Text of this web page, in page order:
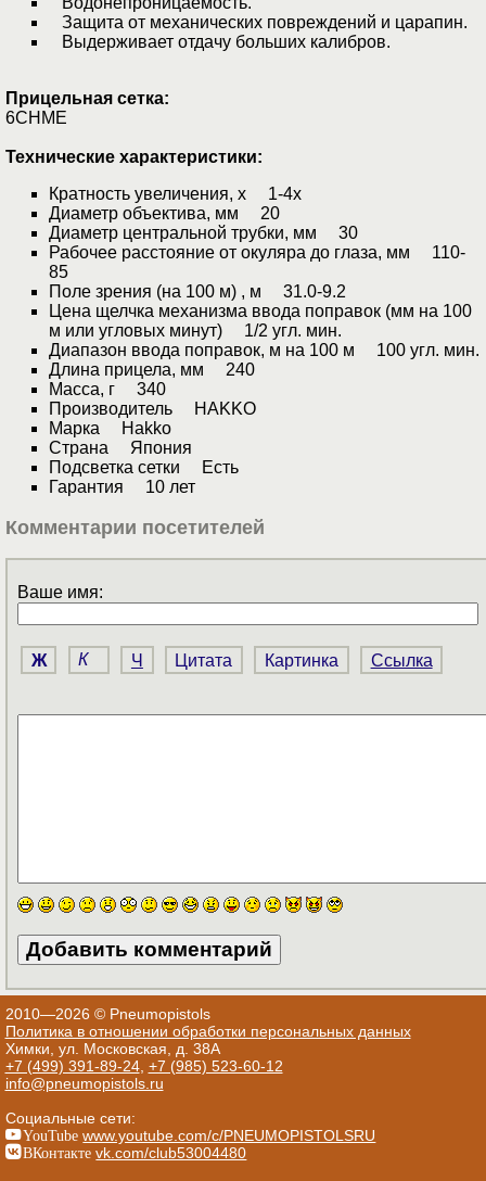
Защита от механических повреждений и царапин.
Выдерживает отдачу больших калибров.
Прицельная сетка:
6CHME
Технические характеристики:
Кратность увеличения, х 1-4x
Диаметр объектива, мм 20
Диаметр центральной трубки, мм 30
Рабочее расстояние от окуляра до глаза, мм 110-
85
Поле зрения (на 100 м) , м 31.0-9.2
Цена щелчка механизма ввода поправок (мм на 100
м или угловых минут) 1/2 угл. мин.
Диапазон ввода поправок, м на 100 м 100 угл. мин.
Длина прицела, мм 240
Масса, г 340
Производитель HAKKO
Марка Hakko
Страна Япония
Подсветка сетки Есть
Гарантия 10 лет
Комментарии посетителей
Ваше имя:
Ж К Ч Цитата Картинка Ссылка
2010—2026 © Pneumopistols
Политика в отношении обработки персональных данных
Химки, ул. Московская, д. 38А
+7 (499) 391-89-24, +7 (985) 523-60-12
info@pneumopistols.ru
Социальные сети:
YouTube www.youtube.com/c/PNEUMOPISTOLSRU
ВКонтакте vk.com/club53004480